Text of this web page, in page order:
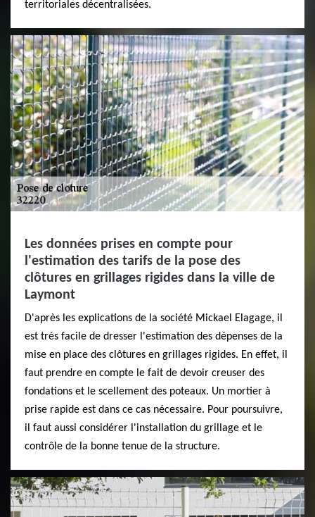
territoriales décentralisées.
Les données prises en compte pour
l'estimation des tarifs de la pose des
clôtures en grillages rigides dans la ville de
Laymont
D'après les explications de la société Mickael Elagage, il
est très facile de dresser l'estimation des dépenses de la
mise en place des clôtures en grillages rigides. En effet, il
faut prendre en compte le fait de devoir creuser des
fondations et le scellement des poteaux. Un mortier à
prise rapide est dans ce cas nécessaire. Pour poursuivre,
il faut aussi considérer l'installation du grillage et le
contrôle de la bonne tenue de la structure.